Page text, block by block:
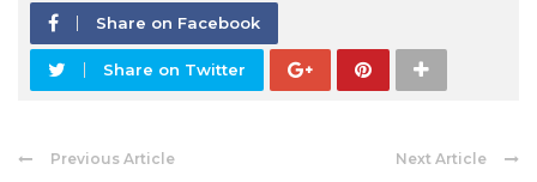
Share on Facebook
Share on Twitter
Previous Article Next Article